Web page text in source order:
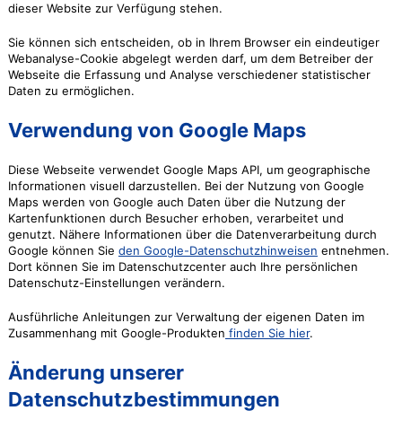
dieser Website zur Verfügung stehen.
Sie können sich entscheiden, ob in Ihrem Browser ein eindeutiger
Webanalyse-Cookie abgelegt werden darf, um dem Betreiber der
Webseite die Erfassung und Analyse verschiedener statistischer
Daten zu ermöglichen.
Verwendung von Google Maps
Diese Webseite verwendet Google Maps API, um geographische
Informationen visuell darzustellen. Bei der Nutzung von Google
Maps werden von Google auch Daten über die Nutzung der
Kartenfunktionen durch Besucher erhoben, verarbeitet und
genutzt. Nähere Informationen über die Datenverarbeitung durch
Google können Sie den Google-Datenschutzhinweisen entnehmen.
Dort können Sie im Datenschutzcenter auch Ihre persönlichen
Datenschutz-Einstellungen verändern.
Ausführliche Anleitungen zur Verwaltung der eigenen Daten im
Zusammenhang mit Google-Produkten finden Sie hier.
Änderung unserer
Datenschutzbestimmungen